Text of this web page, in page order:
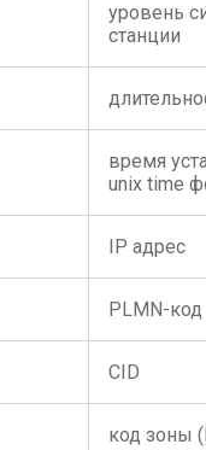
уровень
станции
время
unix time
IP адрес
PLMN-код
CID
код зоны